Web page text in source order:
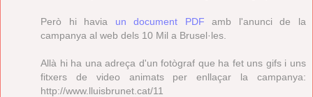
Però hi havia un document PDF amb l'anunci de la
campanya al web dels 10 Mil a Brusel·les.
Allà hi ha una adreça d'un fotògraf que ha fet uns gifs i uns
fitxers de video animats per enllaçar la campanya:
http://www.lluisbrunet.cat/11